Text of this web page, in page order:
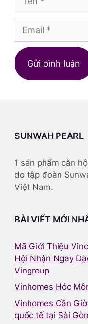
Trang
web
SUNWAH PEARL
1 sản phẩm căn
do tập đoàn
Việt Nam.
BÀI VIẾT MỚI
Mã Giới Thiệu
Hội Nhận Ngay
Vingroup
Vinhomes Hóc
Vinhomes Cần
quốc tế tại Sài Gòn